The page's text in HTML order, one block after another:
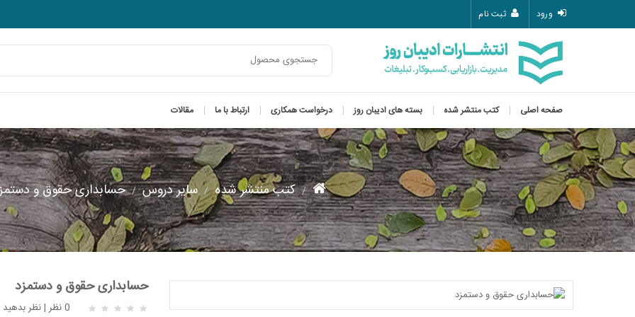
ورود ثبت نام
صفحه اصلی کتب منتشر شده بسته های ادیبان روز درخواست همکاری ارتباط با ما مقالات
کتب منتشر شده سایر دروس حسابداری حقوق و
حسابداری حقوق و دستمزد
0 نظر |نظر بدهید